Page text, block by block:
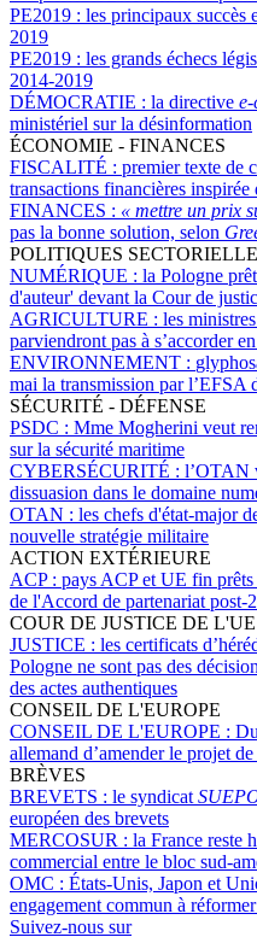
PE2019 : les principaux succès
2019
PE2019 : les grands échecs
2014-2019
DÉMOCRATIE : la directive
ministériel sur la désinformation
ÉCONOMIE - FINANCES
FISCALITÉ : premier texte de
transactions financières
FINANCES : « mettre un prix
pas la bonne solution, selon
POLITIQUES
NUMÉRIQUE : la Pologne
d'auteur' devant la Cour de
AGRICULTURE : les
parviendront pas à s’accorder
ENVIRONNEMENT :
mai la transmission par l’EFSA
SÉCURITÉ - DÉFENSE
PSDC : Mme Mogherini veut
sur la sécurité maritime
CYBERSÉCURITÉ : l’OTAN
dissuasion dans le domaine
OTAN : les chefs d'état-major
nouvelle stratégie militaire
ACTION EXTÉRIEURE
ACP : pays ACP et UE fin
de l'Accord de partenariat post-
COUR DE JUSTICE DE L'UE
JUSTICE : les certificats
Pologne ne sont pas des
des actes authentiques
CONSEIL DE L'EUROPE
CONSEIL DE L'EUROPE :
allemand d’amender le projet
BRÈVES
BREVETS : le syndicat
européen des brevets
MERCOSUR : la France reste
commercial entre le bloc sud-
OMC : États-Unis, Japon et
engagement commun à
Suivez-nous sur